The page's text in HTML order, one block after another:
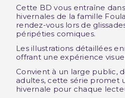
Cette BD vous entraîne
hivernales de la famille
rendez-vous lors de
péripéties comiques.
Les illustrations détaillées
offrant une expérience
Convient à un large public,
adultes, cette série promet
hivernale pour chaque